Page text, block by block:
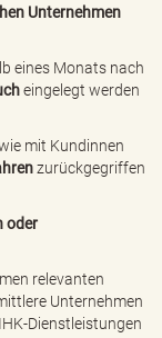
Unternehmen
eines Monats nach
eingelegt werden
mit Kundinnen
zurückgegriffen
oder
relevanten
Unternehmen
Dienstleistungen